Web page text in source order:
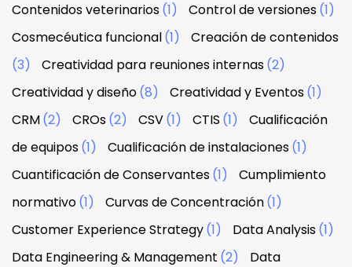
Contenidos veterinarios(1) Control de versiones(1)
Cosmecéutica funcional(1)
Creación de contenidos
(3)
Creatividad para reuniones internas(2)
Creatividad y diseño(8) Creatividad y Eventos(1)
CRM(2) CROs(2) CSV(1) CTIS (1)
Cualificación
de equipos(1) Cualificación de instalaciones(1)
Cuantificación de Conservantes(1)
Cumplimiento
normativo(1) Curvas de Concentración(1)
Customer Experience Strategy(1) Data Analysis(1)
Data Engineering & Management (2)
Data